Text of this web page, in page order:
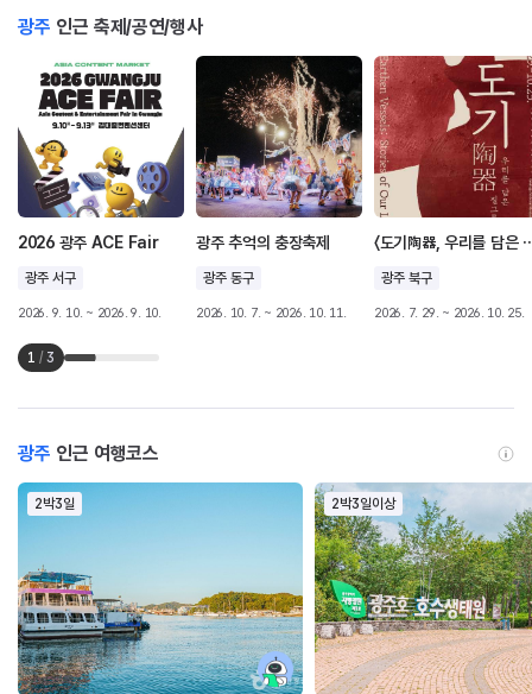
광주 인근 축제/공연/행사
2026 광주 ACE Fair
광주 서구
2026. 9. 10. ~ 2026. 9. 10.
광주 추억의 충장축제
광주 동구
2026. 10. 7. ~ 2026. 10. 11.
〈도기陶器,
광주 북구
2026. 7. 29. ~ 2026. 10. 25.
1 / 3
광주 인근 여행코스
2박3일 2박3일이상